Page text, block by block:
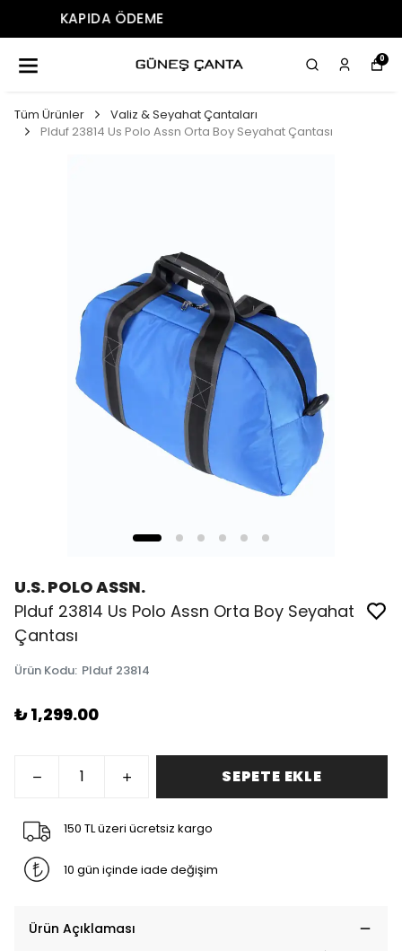
0
Tüm Ürünler
Valiz & Seyahat Çantaları
Plduf 23814 Us Polo Assn Orta Boy Seyahat Çantası
U.S. POLO ASSN.
Plduf 23814 Us Polo Assn Orta Boy Seyahat
Çantası
Ürün Kodu: Plduf 23814
₺ 1,299.00
SEPETE EKLE
150 TL üzeri ücretsiz kargo
10 gün içinde iade değişim
Ürün Açıklaması